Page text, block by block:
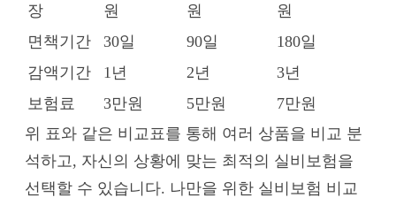
장
원
원
원
면책기간
30일 90일
180일
감액기간
1년 2년
3년
보험료
3만원 5만원
7만원
위 표와 같은 비교표를 통해 여러 상품을 비교 분
석하고, 자신의 상황에 맞는 최적의 실비보험을
선택할 수 있습니다. 나만을 위한 실비보험 비교